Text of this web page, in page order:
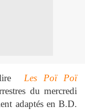
Les Poï Poï
du mercredi
adaptés en B.D.